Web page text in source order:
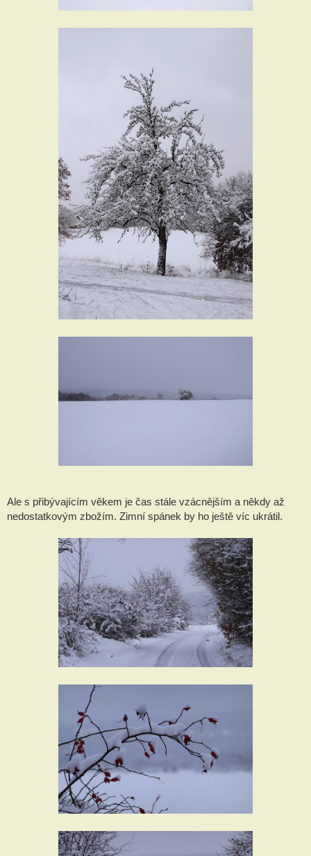
Ale s přibývajícím věkem je čas stále vzácnějším a někdy až
nedostatkovým zbožím. Zimní spánek by ho ještě víc ukrátil.